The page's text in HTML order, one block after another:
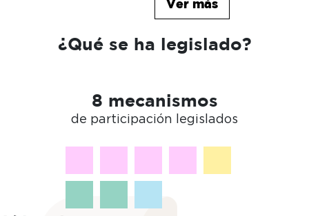
Ver más
¿Qué se ha legislado?
8 mecanismos
de participación legislados